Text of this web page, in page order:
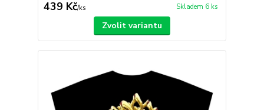
439 Kč/ks Skladem 6 ks
Zvolit variantu